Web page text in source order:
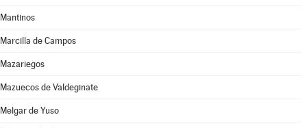
Mantinos
Marcilla de Campos
Mazariegos
Mazuecos de Valdeginate
Melgar de Yuso